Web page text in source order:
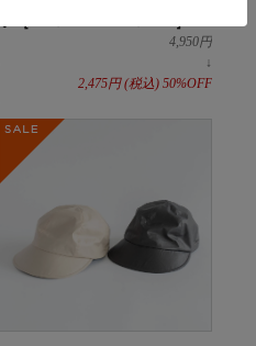
4,950円
↓
2,475円(税込) 50%OFF